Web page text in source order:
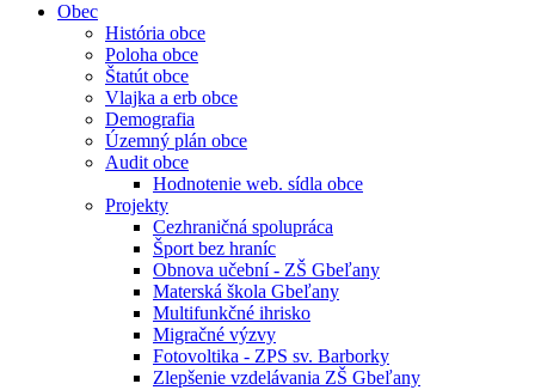
Obec
História obce
Poloha obce
Štatút obce
Vlajka a erb obce
Demografia
Územný plán obce
Audit obce
Hodnotenie web. sídla obce
Projekty
Cezhraničná spolupráca
Šport bez hraníc
Obnova učební - ZŠ Gbeľany
Materská škola Gbeľany
Multifunkčné ihrisko
Migračné výzvy
Fotovoltika - ZPS sv. Barborky
Zlepšenie vzdelávania ZŠ Gbeľany